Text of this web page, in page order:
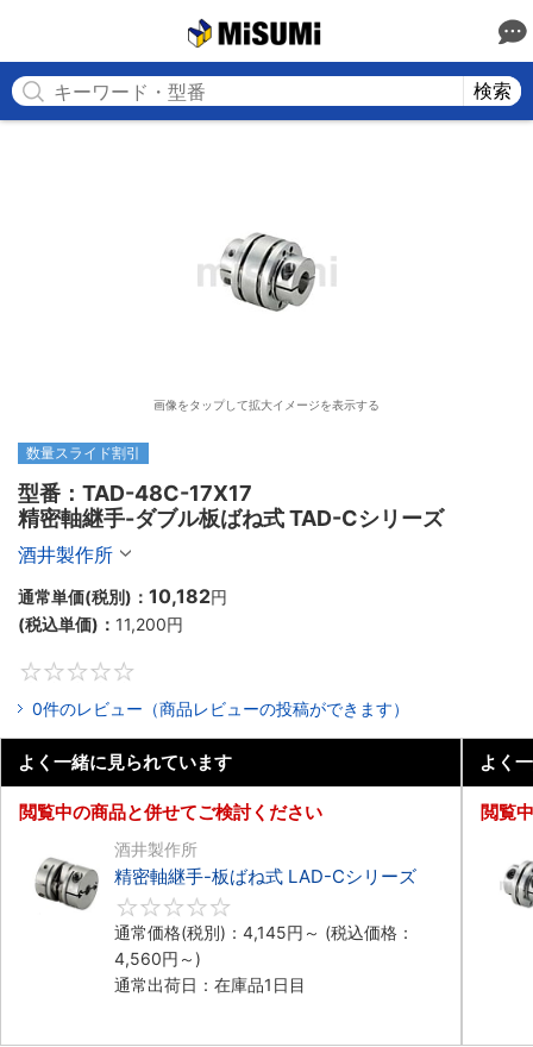
検索
画像をタップして拡大イメージを表示する
数量スライド割引
型番：TAD-48C-17X17
精密軸継手-ダブル板ばね式 TAD-Cシリーズ
酒井製作所
通常単価(税別)： 10,182円
(税込単価)： 11,200円
0件のレビュー（商品レビューの投稿ができます）
よく一緒に見られています
閲覧中の商品と併せてご検討ください
酒井製作所
精密軸継手-板ばね式 LAD-Cシリーズ
通常価格(税別)： 4,145円 ～ (税込価格：
4,560円 ～)
通常出荷日：在庫品1日目
よく
閲覧